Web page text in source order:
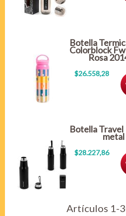
Botella
Colorblock
Rosa
$26.558,28
Botella Travel
$28.227,86
Artículos 1-